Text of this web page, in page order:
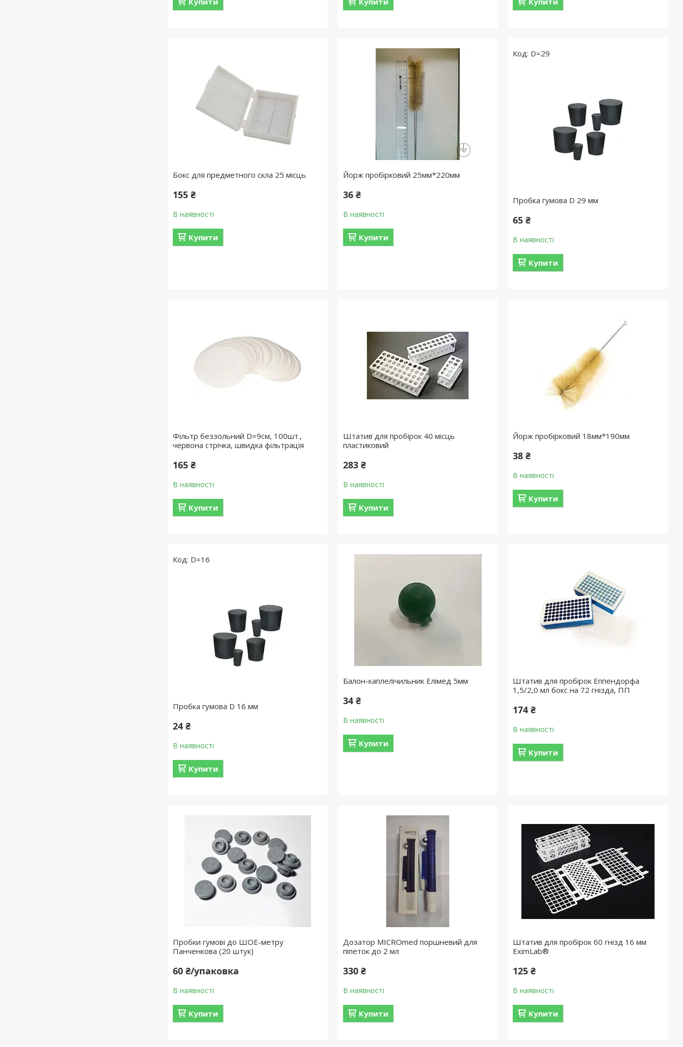
Бокс для предметного скла 25 місць
155 ₴
В наявності
Купити
Йорж пробірковий 25мм*220мм
36 ₴
В наявності
Купити
D=29
Пробка гумова D 29 мм
65 ₴
В наявності
Купити
Фільтр беззольний D=9см, 100шт.,
червона стрічка, швидка фільтрація
165 ₴
В наявності
Купити
Штатив для пробірок 40 місць
пластиковий
283 ₴
В наявності
Купити
Йорж пробірковий 18мм*190мм
38 ₴
В наявності
Купити
D=16
Пробка гумова D 16 мм
24 ₴
В наявності
Купити
Балон-каплелічильник Елімед 5мм
34 ₴
В наявності
Купити
Штатив для пробірок Еппендорфа
1,5/2,0 мл бокс на 72 гнізда, ПП
174 ₴
В наявності
Купити
Пробки гумові до ШОЕ-метру
Панченкова (20 штук)
60 ₴/упаковка
В наявності
Купити
Дозатор MICROmed поршневий для
піпеток до 2 мл
330 ₴
В наявності
Купити
Штатив для пробірок 60 гнізд 16 мм
EximLab®
125 ₴
В наявності
Купити